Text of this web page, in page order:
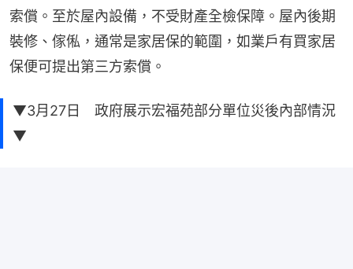
索償。至於屋內設備，不受財產全檢保障。屋內後期
裝修、傢俬，通常是家居保的範圍，如業戶有買家居
保便可提出第三方索償。
▼3月27日 政府展示宏福苑部分單位災後內部情況
▼